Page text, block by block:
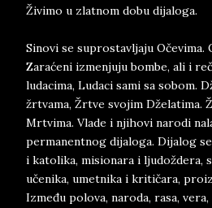
Živimo u zlatnom dobu dijaloga.
Sinovi se suprostavljaju Očevima.
Zaraćeni izmenjuju bombe, ali i
ludacima, Ludaci sami sa sobom.
žrtvama, Žrtve svojim Dželatima.
Mrtvima. Vlade i njihovi narodi
permanentnog dijaloga. Dijalog
i katolika, misionara i ljudoždera,
učenika, umetnika i kritičara,
Između polova, naroda, rasa,